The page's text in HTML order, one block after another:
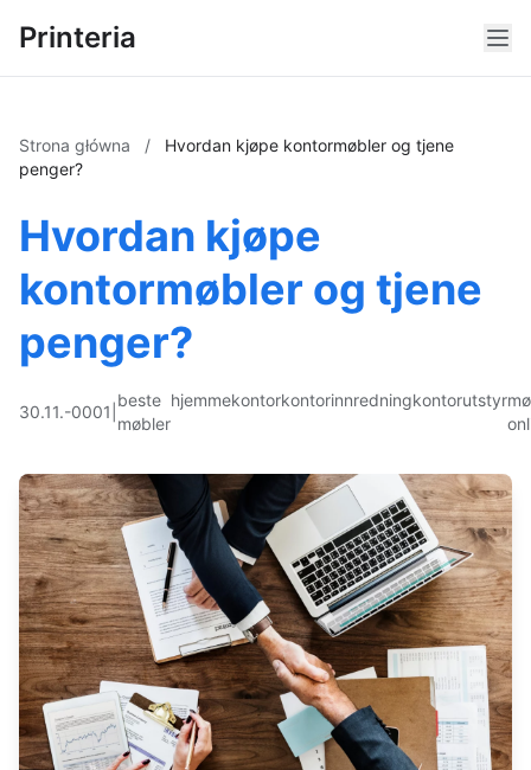
Printeria
Strona główna /
Hvordan kjøpe kontormøbler og tjene
penger?
Hvordan kjøpe
kontormøbler og tjene
penger?
30.11.-0001
beste
møbler
hjemmekontorkontorinnredningkontorutstyr